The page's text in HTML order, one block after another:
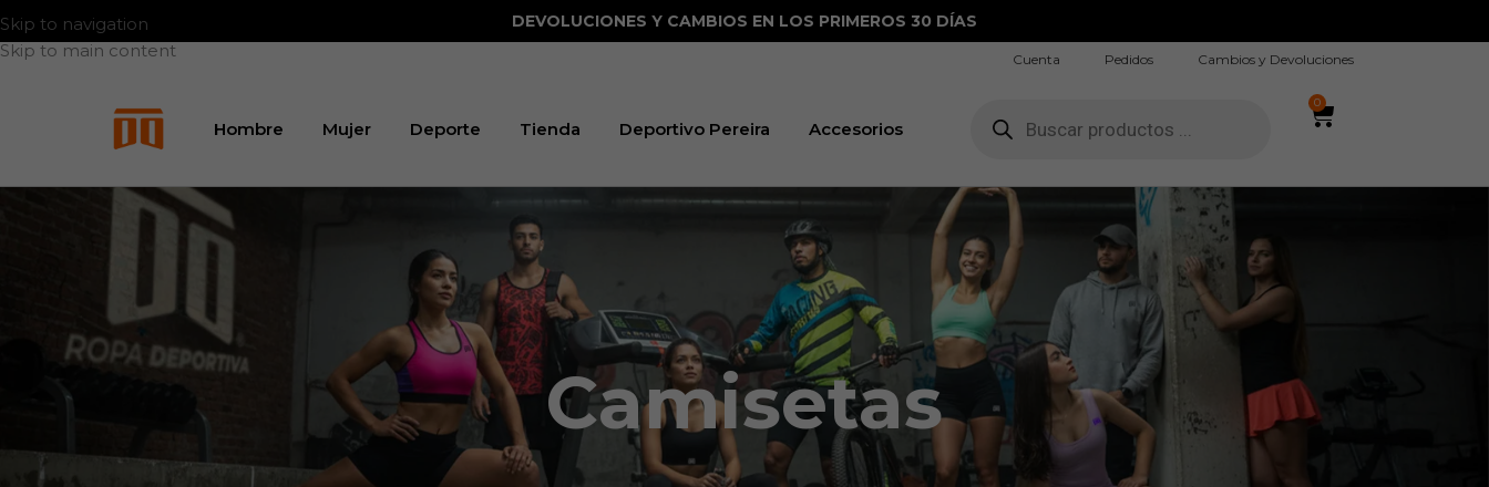
Skip to navigation
Skip to main content
AHORA PUEDES TENERLO HOY Y PAGARLO DESPUÉS CON ADDI
Cuenta Pedidos Cambios y Devoluciones
Hombre Mujer Deporte Tienda Deportivo Pereira Accesorios
0
Camisetas